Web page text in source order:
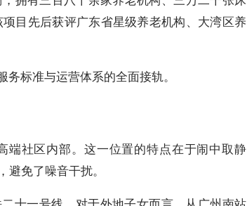
目先后获评广东省星级养老机构、大湾区养
标准与运营体系的全面接轨。
端社区内部。这一位置的特点在于闹中取静
免了噪音干扰。